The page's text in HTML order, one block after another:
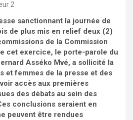
2
sanctionnant la journée de
de plus mis en relief deux (2)
de la Commission
cet exercice, le porte-parole du
Asséko Mvé, a sollicité la
et femmes de la presse et des
accès aux premières
des débats au sein des
conclusions seraient en
peuvent être rendues